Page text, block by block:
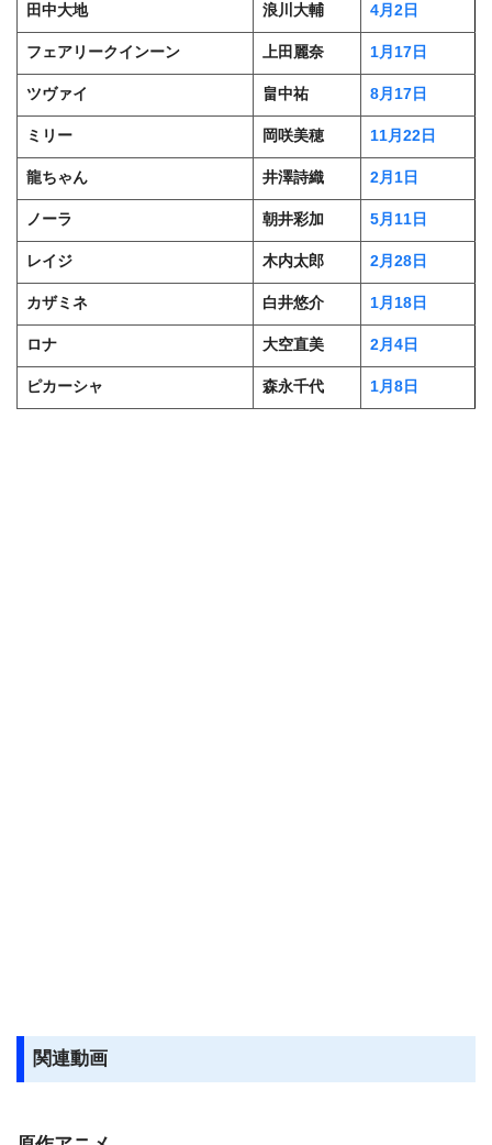
田中大地 浪川大輔 4月2日
フェアリークインーン 上田麗奈 1月17日
ツヴァイ 畠中祐 8月17日
ミリー 岡咲美穂 11月22日
龍ちゃん 井澤詩織 2月1日
ノーラ 朝井彩加 5月11日
レイジ 木内太郎 2月28日
カザミネ 白井悠介 1月18日
ロナ 大空直美 2月4日
ピカーシャ 森永千代 1月8日
関連動画